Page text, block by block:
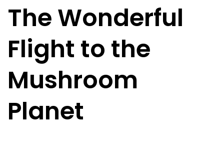
The Wonderful
Flight to the
Mushroom
Planet